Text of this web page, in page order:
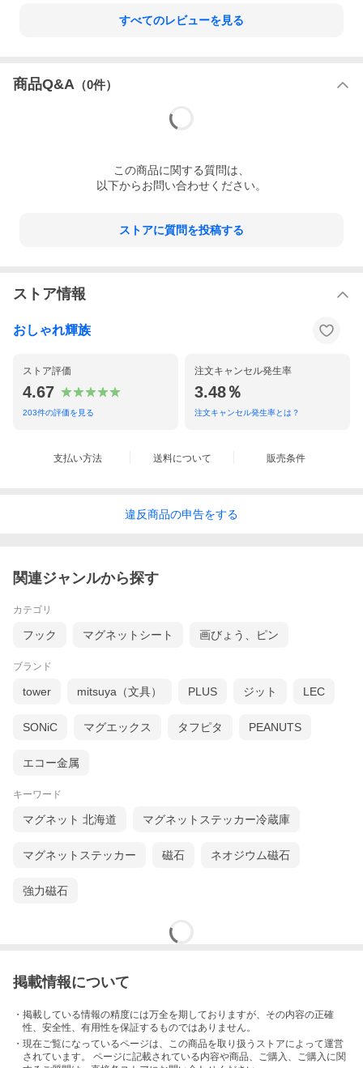
すべてのレビューを見る
商品Q&A （0件）
この商品に関する質問は、
以下からお問い合わせください。
ストアに質問を投稿する
ストア情報
おしゃれ輝族
ストア評価
4.67
203件の評価を見る
注文キャンセル発生率
3.48％
注文キャンセル発生率とは？
支払い方法 送料について 販売条件
違反商品の申告をする
関連ジャンルから探す
カテゴリ
フック マグネットシート 画びょう、ピン
ブランド
tower mitsuya（文具） PLUS ジット LEC
SONiC マグエックス タフピタ PEANUTS
エコー金属
キーワード
マグネット 北海道 マグネットステッカー冷蔵庫
マグネットステッカー 磁石 ネオジウム磁石
強力磁石
掲載情報について
・掲載している情報の精度には万全を期しておりますが、その内容の正確
性、安全性、有用性を保証するものではありません。
・現在ご覧になっているページは、この商品を取り扱うストアによって運営
されています。 ページに記載されている内容や商品、ご購入 、ご購入に関